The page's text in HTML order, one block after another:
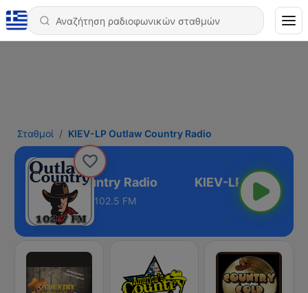
Σταθμοί KIEV-LP Outlaw Country Radio
LP Outlaw Country Radio
102.5 FM